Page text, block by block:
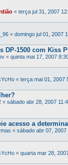
« terça jul 31, 2007
« domingo jul 01, 2007
DP-1500 com Kiss
« quinta mai 17, 2007
« terça mai 01, 2007
« sábado abr 28, 2007
acesso a
« sábado abr 07, 2007
« quarta mar 28,